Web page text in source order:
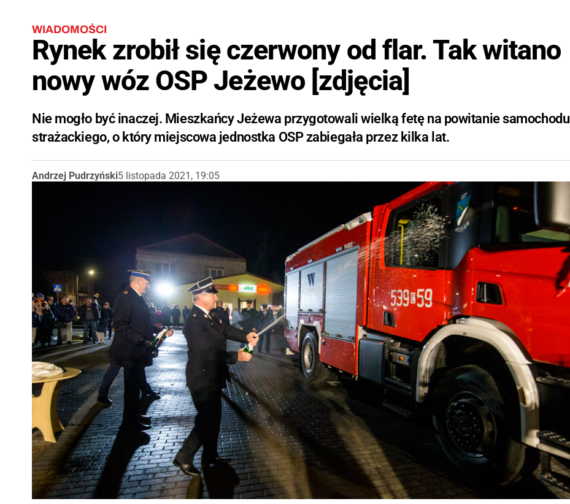
WIADOMOŚCI
Rynek zrobił się czerwony od flar. Tak witano
nowy wóz OSP Jeżewo [zdjęcia]
Nie mogło być inaczej. Mieszkańcy Jeżewa przygotowali wielką fetę na powitanie samochodu
strażackiego, o który miejscowa jednostka OSP zabiegała przez kilka lat.
Andrzej Pudrzyński5 listopada 2021, 19:05